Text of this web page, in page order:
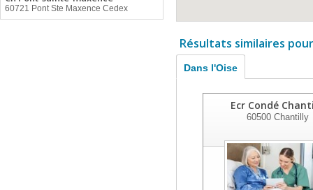
60721 Pont Ste Maxence Cedex
Résultats similaires
Dans l'Oise
Ecr Condé
60500 Chantilly